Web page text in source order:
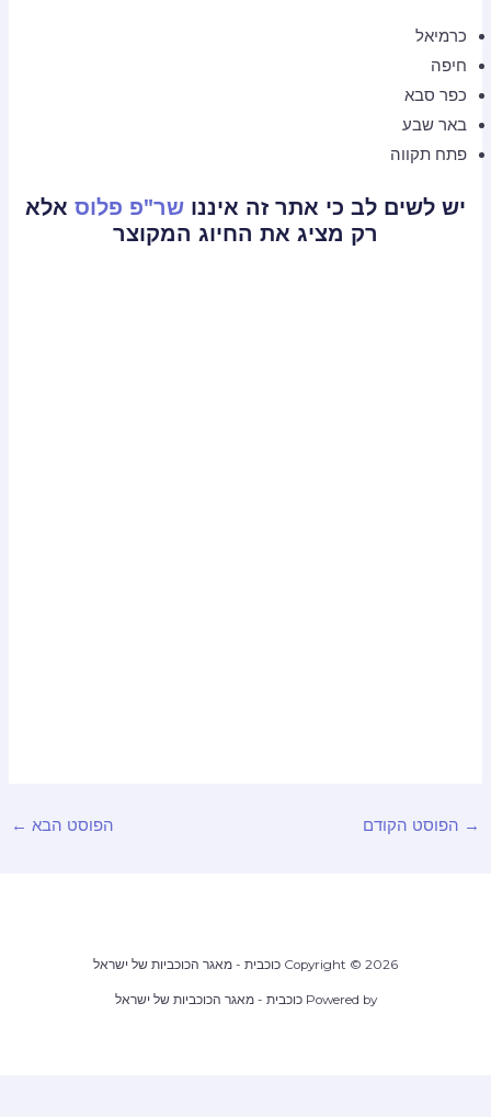
כרמיאל
חיפה
כפר סבא
באר שבע
פתח תקווה
יש לשים לב כי אתר זה איננושר"פ פלוסאלא
רק מציג את החיוג המקוצר
הפוסט הקודם הפוסט הבא←
Copyright © 2026 כוכבית - מאגר הכוכביות של ישראל
Powered by כוכבית - מאגר הכוכביות של ישראל